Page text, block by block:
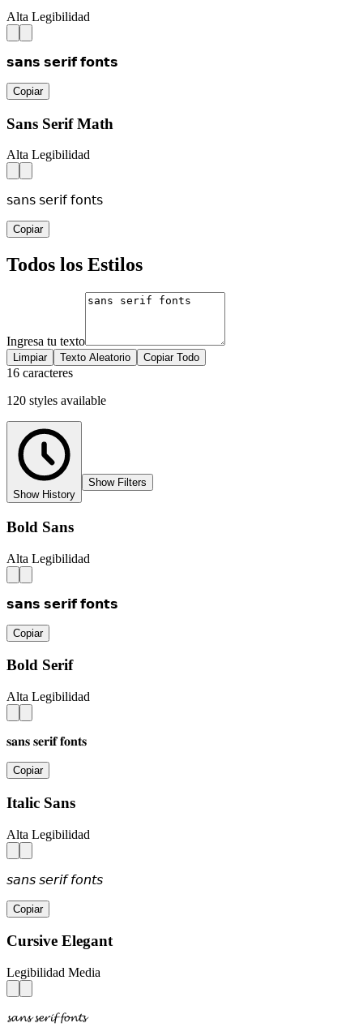
Alta Legibilidad
𝘀𝗮𝗻𝘀 𝘀𝗲𝗿𝗶𝗳 𝗳𝗼𝗻𝘁𝘀
Copiar
Sans Serif Math
Alta Legibilidad
𝗌𝖺𝗇𝗌 𝗌𝖾𝗋𝗂𝖿 𝖿𝗈𝗇𝗍𝗌
Copiar
Todos los Estilos
Ingresa tu texto
Limpiar Texto Aleatorio Copiar Todo
16 caracteres
120 styles available
Show History
Show Filters
Bold Sans
Alta Legibilidad
𝘀𝗮𝗻𝘀 𝘀𝗲𝗿𝗶𝗳 𝗳𝗼𝗻𝘁𝘀
Copiar
Bold Serif
Alta Legibilidad
𝐬𝐚𝐧𝐬 𝐬𝐞𝐫𝐢𝐟 𝐟𝐨𝐧𝐭𝐬
Copiar
Italic Sans
Alta Legibilidad
𝘴𝘢𝘯𝘴 𝘴𝘦𝘳𝘪𝘧 𝘧𝘰𝘯𝘵𝘴
Copiar
Cursive Elegant
Legibilidad Media
𝓼𝓪𝓷𝓼 𝓼𝓮𝓻𝓲𝓯 𝓯𝓸𝓷𝓽𝓼